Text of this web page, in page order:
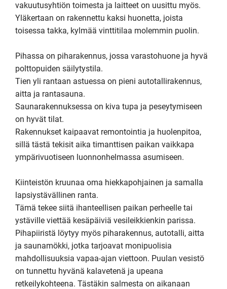
vakuutusyhtiön toimesta ja laitteet on uusittu myös.
Yläkertaan on rakennettu kaksi huonetta, joista
toisessa takka, kylmää vinttitilaa molemmin puolin.
Pihassa on piharakennus, jossa varastohuone ja hyvä
polttopuiden säilytystila.
Tien yli rantaan astuessa on pieni autotallirakennus,
aitta ja rantasauna.
Saunarakennuksessa on kiva tupa ja peseytymiseen
on hyvät tilat.
Rakennukset kaipaavat remontointia ja huolenpitoa,
sillä tästä tekisit aika timanttisen paikan vaikkapa
ympärivuotiseen luonnonhelmassa asumiseen.
Kiinteistön kruunaa oma hiekkapohjainen ja samalla
lapsiystävällinen ranta.
Tämä tekee siitä ihanteellisen paikan perheelle tai
ystäville viettää kesäpäiviä vesileikkienkin parissa.
Pihapiiristä löytyy myös piharakennus, autotalli, aitta
ja saunamökki, jotka tarjoavat monipuolisia
mahdollisuuksia vapaa-ajan viettoon. Puulan vesistö
on tunnettu hyvänä kalavetenä ja upeana
retkeilykohteena. Tästäkin salmesta on aikanaan